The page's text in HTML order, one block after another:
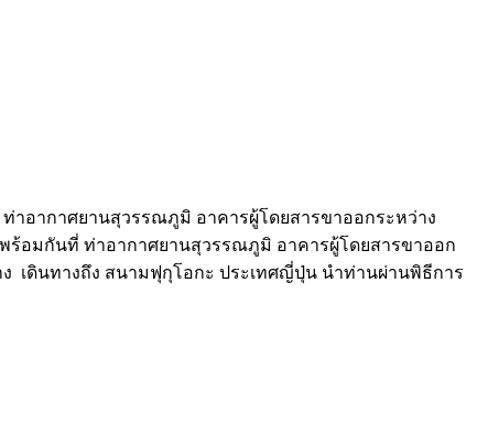
าอากาศยานสุวรรณภูมิ อาคารผู้โดยสารขาออกระหว่าง
ร้อมกันที่ ท่าอากาศยานสุวรรณภูมิ อาคารผู้โดยสารขาออก
เดินทางถึง สนามฟุกุโอกะ ประเทศญี่ปุ่น นำท่านผ่านพิธีการ